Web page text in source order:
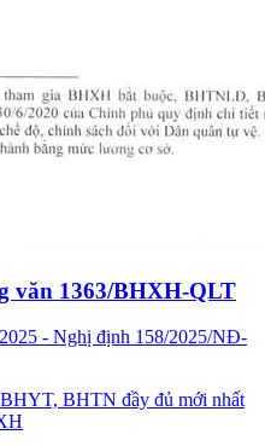
văn 1363/BHXH-QLT
- Nghị định 158/2025/NĐ-
BHTN đầy đủ mới nhất